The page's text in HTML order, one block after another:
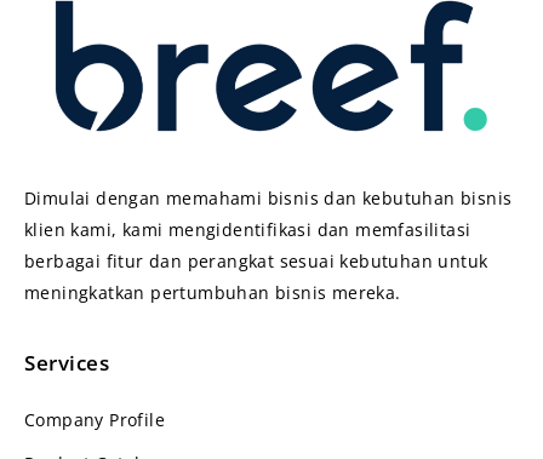
Dimulai dengan memahami bisnis dan kebutuhan bisnis
klien kami, kami mengidentifikasi dan memfasilitasi
berbagai fitur dan perangkat sesuai kebutuhan untuk
meningkatkan pertumbuhan bisnis mereka.
Services
Company Profile